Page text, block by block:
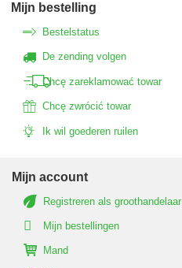
Mijn bestelling
Bestelstatus
De zending volgen
Chcę zareklamować towar
Chcę zwrócić towar
Ik wil goederen ruilen
Mijn account
Registreren als groothandelaar
Mijn bestellingen
Mand